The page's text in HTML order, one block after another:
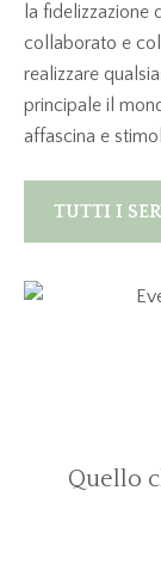
la fidelizzazione
collaborato e
realizzare
principale il
affascina e
TUTTI I
Quello